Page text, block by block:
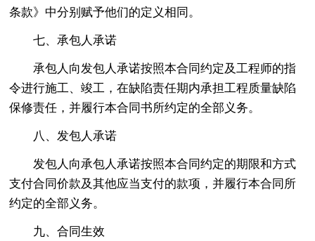
条款》中分别赋予他们的定义相同。
七、承包人承诺
承包人向发包人承诺按照本合同约定及工程师的指
令进行施工、竣工，在缺陷责任期内承担工程质量缺陷
保修责任，并履行本合同书所约定的全部义务。
八、发包人承诺
发包人向承包人承诺按照本合同约定的期限和方式
支付合同价款及其他应当支付的款项，并履行本合同所
约定的全部义务。
九、合同生效